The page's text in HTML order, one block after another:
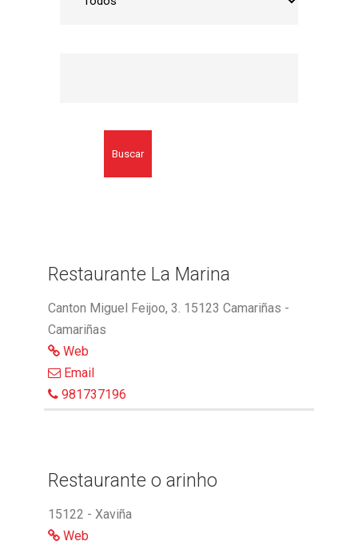
Buscar
Restaurante La Marina
Canton Miguel Feijoo, 3. 15123 Camariñas -
Camariñas
Web
Email
981737196
Restaurante o arinho
15122 - Xaviña
Web